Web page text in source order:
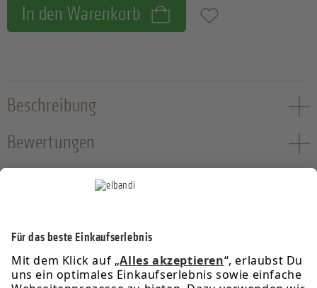
In den Warenkorb Zum Merkzettel hinzufügen
Beschreibung
Bewertungen
Service-Hotline
Informationen